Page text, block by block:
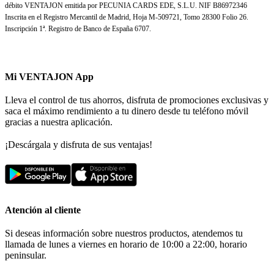
débito VENTAJON emitida por PECUNIA CARDS EDE, S.L.U. NIF B86972346
Inscrita en el Registro Mercantil de Madrid, Hoja M-509721, Tomo 28300 Folio 26.
Inscripción 1ª. Registro de Banco de España 6707.
Mi VENTAJON App
Lleva el control de tus ahorros, disfruta de promociones exclusivas y
saca el máximo rendimiento a tu dinero desde tu teléfono móvil
gracias a nuestra aplicación.
¡Descárgala y disfruta de sus ventajas!
Atención al cliente
Si deseas información sobre nuestros productos, atendemos tu
llamada de lunes a viernes en horario de 10:00 a 22:00, horario
peninsular.